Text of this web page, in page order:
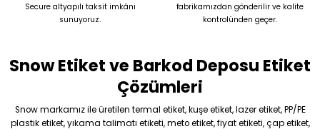
Gönder
Secure altyapılı taksit imkânı
sunuyoruz.
fabrikamızdan gönderilir ve kalite
kontrolünden geçer.
Snow Etiket ve Barkod Deposu Etiket
Çözümleri
Snow markamız ile üretilen termal etiket, kuşe etiket, lazer etiket, PP/PE
plastik etiket, yıkama talimatı etiketi, meto etiket, fiyat etiketi, çap etiket,